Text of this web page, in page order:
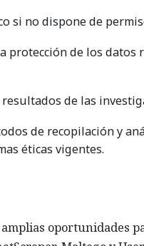
si no dispone de
protección de los datos
de las
de recopilación y
éticas vigentes.
oportunidades